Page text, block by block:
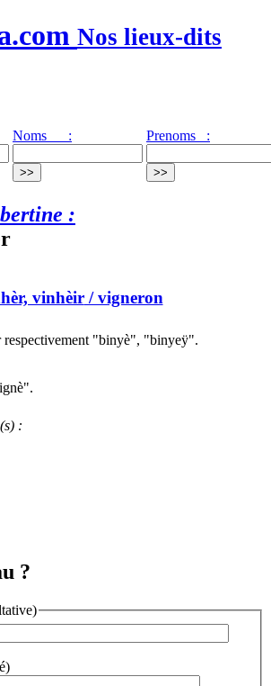
Nos lieux-dits
Noms : Prenoms :
:
vinhèir/ vigneron
respectivement "binyè", "binyeÿ".
:
?